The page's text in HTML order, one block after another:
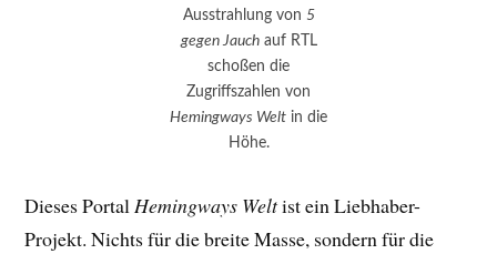
Ausstrahlung von 5
gegen Jauchauf RTL
schoßen die
Zugriffszahlen von
Hemingways Welt in die
Höhe.
Dieses PortalHemingways Weltist ein Liebhaber-
Projekt. Nichts für die breite Masse, sondern für die